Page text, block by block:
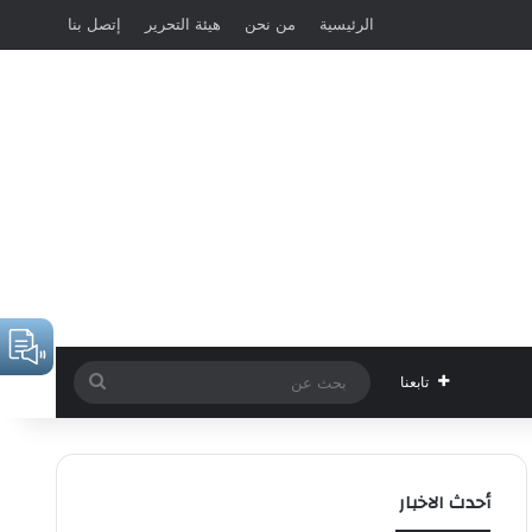
الرئيسية من نحن هيئة التحرير إتصل بنا
تابعنا
عن
أحدث الاخبار